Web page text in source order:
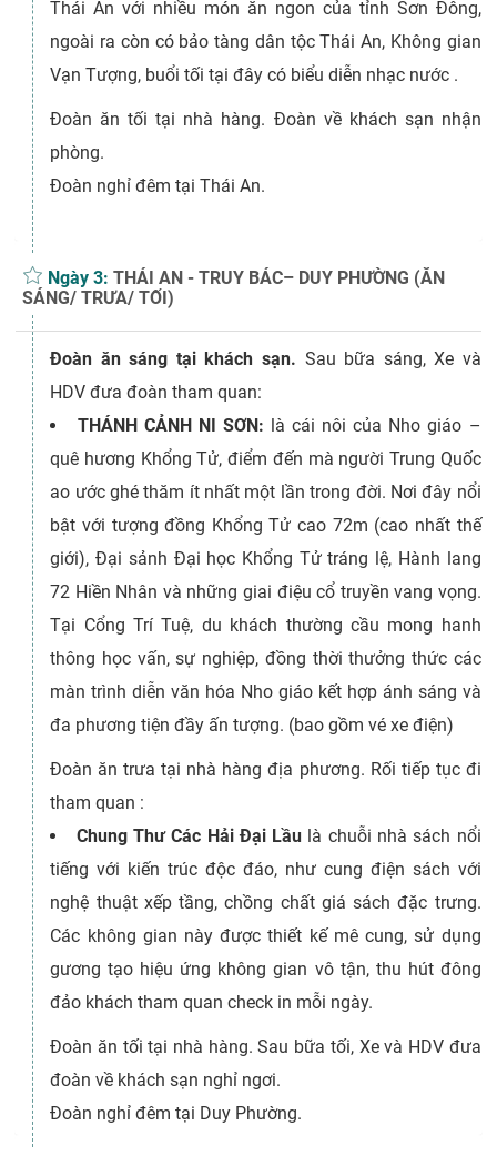
Thái An với nhiều món ăn ngon của tỉnh Sơn Đông,
ngoài ra còn có bảo tàng dân tộc Thái An, Không gian
Vạn Tượng, buổi tối tại đây có biểu diễn nhạc nước .
Đoàn ăn tối tại nhà hàng. Đoàn về khách sạn nhận
phòng.
Đoàn nghỉ đêm tại Thái An.
Ngày 3:THÁI AN - TRUY BÁC– DUY PHƯỜNG (ĂN
SÁNG/ TRƯA/ TỐI)
Đoàn ăn sáng tại khách sạn. Sau bữa sáng, Xe và
HDV đưa đoàn tham quan:
THÁNH CẢNH NI SƠN: là cái nôi của Nho giáo –
quê hương Khổng Tử, điểm đến mà người Trung Quốc
ao ước ghé thăm ít nhất một lần trong đời. Nơi đây nổi
bật với tượng đồng Khổng Tử cao 72m (cao nhất thế
giới), Đại sảnh Đại học Khổng Tử tráng lệ, Hành lang
72 Hiền Nhân và những giai điệu cổ truyền vang vọng.
Tại Cổng Trí Tuệ, du khách thường cầu mong hanh
thông học vấn, sự nghiệp, đồng thời thưởng thức các
màn trình diễn văn hóa Nho giáo kết hợp ánh sáng và
đa phương tiện đầy ấn tượng. (bao gồm vé xe điện)
Đoàn ăn trưa tại nhà hàng địa phương. Rối tiếp tục đi
tham quan :
Chung Thư Các Hải Đại Lầu là chuỗi nhà sách nổi
tiếng với kiến trúc độc đáo, như cung điện sách với
nghệ thuật xếp tầng, chồng chất giá sách đặc trưng.
Các không gian này được thiết kế mê cung, sử dụng
gương tạo hiệu ứng không gian vô tận, thu hút đông
đảo khách tham quan check in mỗi ngày.
Đoàn ăn tối tại nhà hàng. Sau bữa tối, Xe và HDV đưa
đoàn về khách sạn nghỉ ngơi.
Đoàn nghỉ đêm tại Duy Phường.